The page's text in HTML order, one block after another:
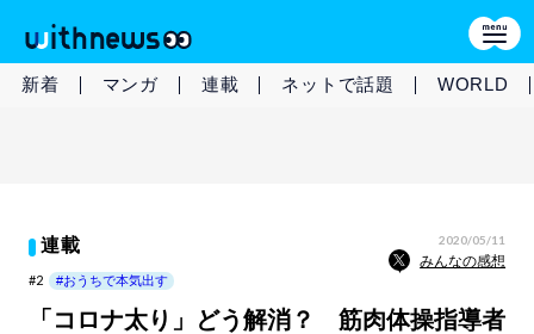
新着 マンガ 連載 ネットで話題 WORLD
連載 2020/05/11
みんなの感想
#2 #おうちで本気出す
「コロナ太り」どう解消？ 筋肉体操指導者